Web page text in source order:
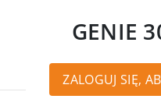
GENIE
ZALOGUJ SIĘ,